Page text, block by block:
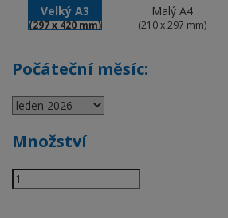
Velký A3
(297 x 420 mm)
Malý A4
(210 x 297 mm)
Počáteční měsíc:
Množství